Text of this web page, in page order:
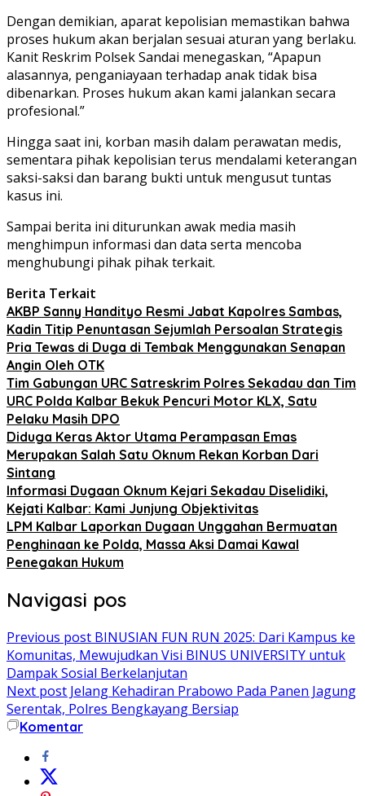
Dengan demikian, aparat kepolisian memastikan bahwa
proses hukum akan berjalan sesuai aturan yang berlaku.
Kanit Reskrim Polsek Sandai menegaskan, “Apapun
alasannya, penganiayaan terhadap anak tidak bisa
dibenarkan. Proses hukum akan kami jalankan secara
profesional.”
Hingga saat ini, korban masih dalam perawatan medis,
sementara pihak kepolisian terus mendalami keterangan
saksi-saksi dan barang bukti untuk mengusut tuntas
kasus ini.
Sampai berita ini diturunkan awak media masih
menghimpun informasi dan data serta mencoba
menghubungi pihak pihak terkait.
Berita Terkait
AKBP Sanny Handityo Resmi Jabat Kapolres Sambas,
Kadin Titip Penuntasan Sejumlah Persoalan Strategis
Pria Tewas di Duga di Tembak Menggunakan Senapan
Angin Oleh OTK
Tim Gabungan URC Satreskrim Polres Sekadau dan Tim
URC Polda Kalbar Bekuk Pencuri Motor KLX, Satu
Pelaku Masih DPO
Diduga Keras Aktor Utama Perampasan Emas
Merupakan Salah Satu Oknum Rekan Korban Dari
Sintang
Informasi Dugaan Oknum Kejari Sekadau Diselidiki,
Kejati Kalbar: Kami Junjung Objektivitas
LPM Kalbar Laporkan Dugaan Unggahan Bermuatan
Penghinaan ke Polda, Massa Aksi Damai Kawal
Penegakan Hukum
Navigasi pos
Previous post BINUSIAN FUN RUN 2025: Dari Kampus ke
Komunitas, Mewujudkan Visi BINUS UNIVERSITY untuk
Dampak Sosial Berkelanjutan
Next post Jelang Kehadiran Prabowo Pada Panen Jagung
Serentak, Polres Bengkayang Bersiap
Komentar